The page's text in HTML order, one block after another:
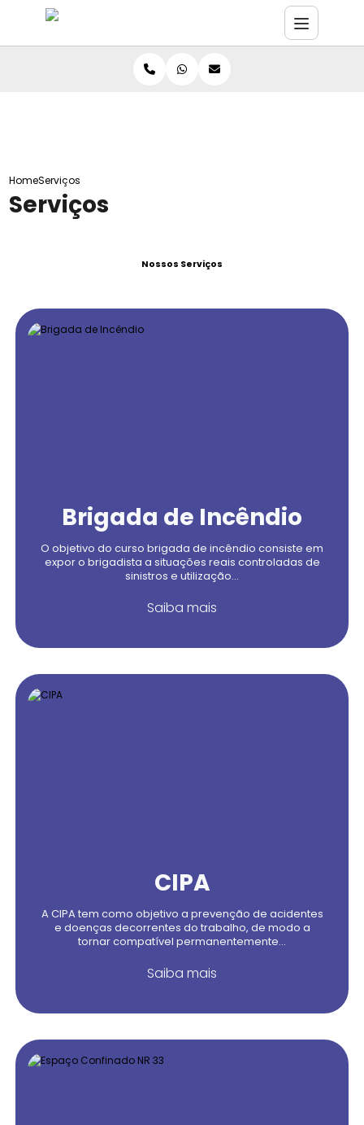
HomeServiços
Serviços
Nossos Serviços
Brigada de Incêndio
O objetivo do curso brigada de incêndio consiste em
expor o brigadista a situações reais controladas de
sinistros e utilização...
Saiba mais
CIPA
A CIPA tem como objetivo a prevenção de acidentes
e doenças decorrentes do trabalho, de modo a
tornar compatível permanentemente...
Saiba mais